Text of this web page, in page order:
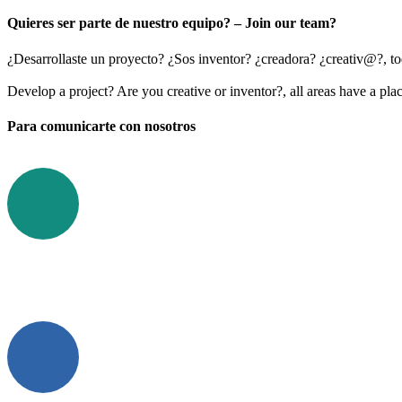
Quieres ser parte de nuestro equipo? – Join our team?
¿Desarrollaste un proyecto? ¿Sos inventor? ¿creadora? ¿creativ@?,
Develop a project? Are you creative or inventor?, all areas have a
Para comunicarte con nosotros